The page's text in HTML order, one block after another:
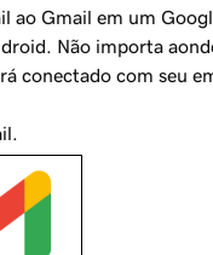
ao Gmail em um
Não importa
conectado com seu